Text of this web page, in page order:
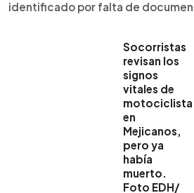
identificado por falta de
Socorristas
revisan los
signos
vitales de
motociclista
en
Mejicanos,
pero ya
había
muerto.
Foto EDH/